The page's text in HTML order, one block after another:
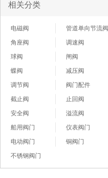
相关分类
电磁阀
管道单向节流阀
角座阀
调速阀
球阀
闸阀
蝶阀
减压阀
调节阀
阀门配件
截止阀
止回阀
安全阀
溢流阀
船用阀门
仪表阀门
电动阀门
铜阀门
不锈钢阀门